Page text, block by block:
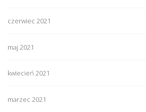
czerwiec 2021
maj 2021
kwiecień 2021
marzec 2021